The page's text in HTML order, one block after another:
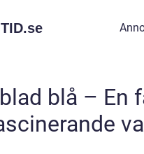
se
blå – En